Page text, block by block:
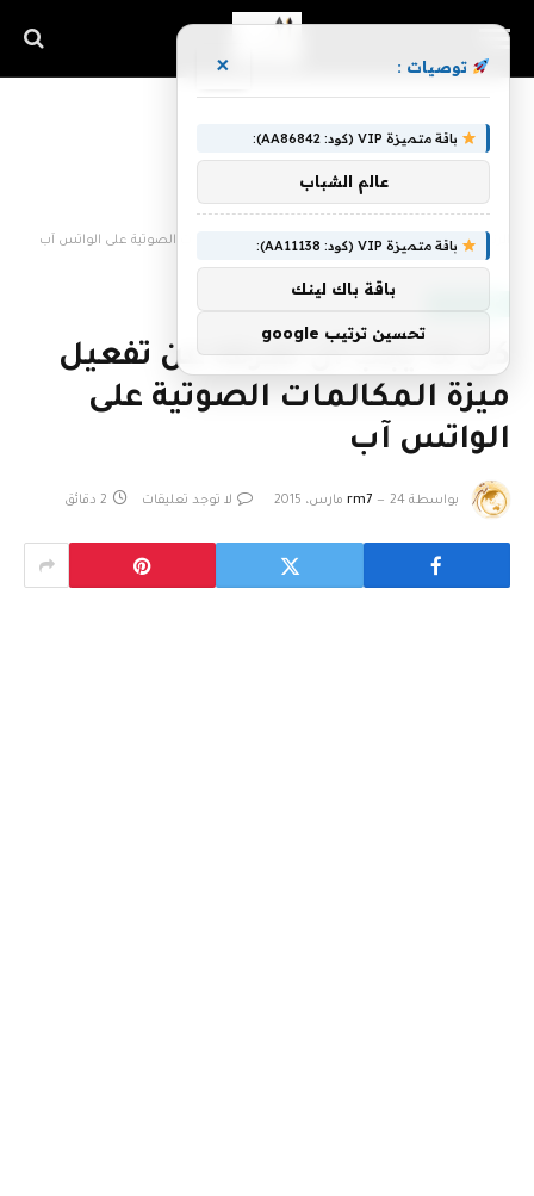
الرئيسية »كل ما يجب أن تعرفه عن تفعيل ميزة المكالمات الصوتية على الواتس آب
كل ما يجب أن تعرفه عن تفعيل
ميزة المكالمات الصوتية على
الواتس آب
بواسطة rm7 24 مارس، 2015 لا توجد تعليقات 2 دقائق
توصيات : ×
باقة متميزة VIP (كود: AA86842):
عالم الشباب
باقة متميزة VIP (كود: AA11138):
باقة باك لينك
تحسين ترتيب google